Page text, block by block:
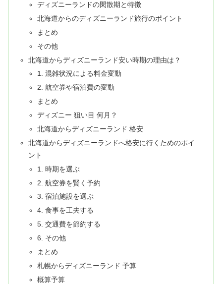
ディズニーランドの閑散期と特徴
北海道からのディズニーランド旅行のポイント
まとめ
その他
北海道からディズニーランド安い時期の理由は？
1. 混雑状況による料金変動
2. 航空券や宿泊費の変動
まとめ
ディズニー 狙い目 何月？
北海道からディズニーランド 格安
北海道からディズニーランドへ格安に行くためのポイ
ント
1. 時期を選ぶ
2. 航空券を賢く予約
3. 宿泊施設を選ぶ
4. 食事を工夫する
5. 交通費を節約する
6. その他
まとめ
札幌からディズニーランド 予算
概算予算